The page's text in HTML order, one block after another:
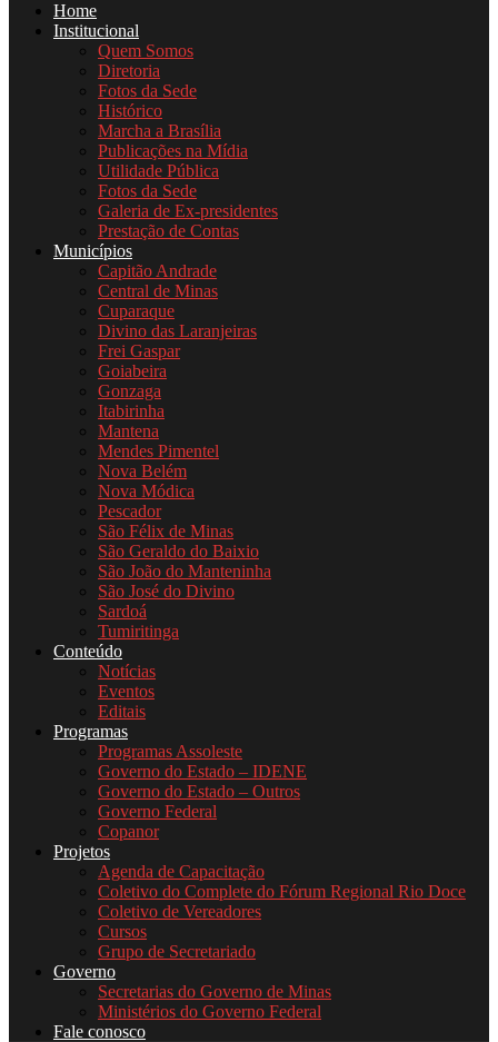
Home
Institucional
Quem Somos
Diretoria
Fotos da Sede
Histórico
Marcha a Brasília
Publicações na Mídia
Utilidade Pública
Fotos da Sede
Galeria de Ex-presidentes
Prestação de Contas
Municípios
Capitão Andrade
Central de Minas
Cuparaque
Divino das Laranjeiras
Frei Gaspar
Goiabeira
Gonzaga
Itabirinha
Mantena
Mendes Pimentel
Nova Belém
Nova Módica
Pescador
São Félix de Minas
São Geraldo do Baixio
São João do Manteninha
São José do Divino
Sardoá
Tumiritinga
Conteúdo
Notícias
Eventos
Editais
Programas
Programas Assoleste
Governo do Estado – IDENE
Governo do Estado – Outros
Governo Federal
Copanor
Projetos
Agenda de Capacitação
Coletivo do Complete do Fórum Regional Rio Doce
Coletivo de Vereadores
Cursos
Grupo de Secretariado
Governo
Secretarias do Governo de Minas
Ministérios do Governo Federal
Fale conosco